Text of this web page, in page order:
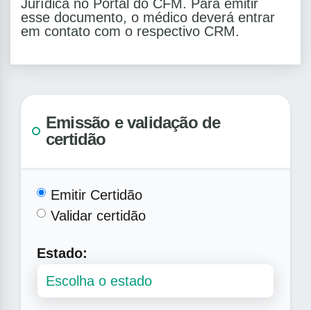
Jurídica no Portal do CFM. Para emitir
esse documento, o médico deverá entrar
em contato com o respectivo CRM.
Emissão e validação de
certidão
Emitir Certidão
Validar certidão
Estado: